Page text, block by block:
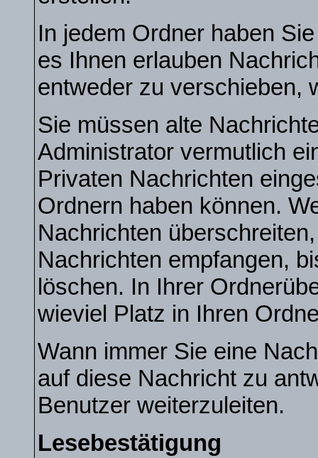
In jedem Ordner haben
es Ihnen erlauben
entweder zu verschieben,
Sie müssen alte
Administrator vermutlich
Privaten Nachrichten
Ordnern haben können.
Nachrichten
Nachrichten empfangen,
löschen. In Ihrer
wieviel Platz in Ihren
Wann immer Sie eine
auf diese Nachricht zu
Benutzer weiterzuleiten.
Lesebestätigung